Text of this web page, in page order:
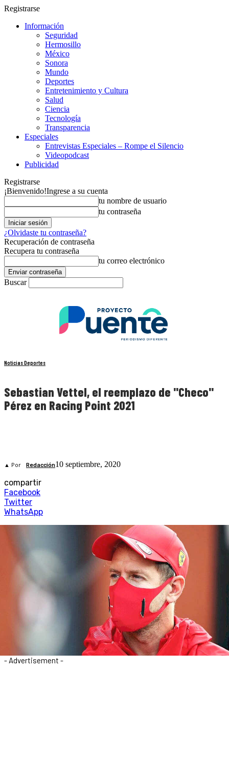
Registrarse
Información
Seguridad
Hermosillo
México
Sonora
Mundo
Deportes
Entretenimiento y Cultura
Salud
Ciencia
Tecnología
Transparencia
Especiales
Entrevistas Especiales – Rompe el Silencio
Videopodcast
Publicidad
Registrarse
¡Bienvenido!Ingrese a su cuenta
tu nombre de usuario
tu contraseña
¿Olvidaste tu contraseña?
Recuperación de contraseña
Recupera tu contraseña
tu correo electrónico
Buscar
Noticias Deportes
Sebastian Vettel, el reemplazo de "Checo"
Pérez en Racing Point 2021
▲ Por Redacción10 septiembre, 2020
compartir
Facebook
Twitter
WhatsApp
- Advertisement -